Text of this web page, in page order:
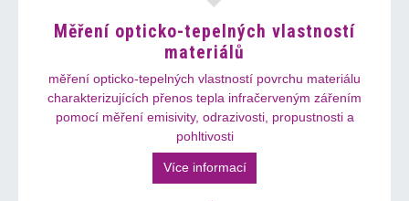
Měření opticko-tepelných vlastností
materiálů
měření opticko-tepelných vlastností povrchu materiálu
charakterizujících přenos tepla infračerveným zářením
pomocí měření emisivity, odrazivosti, propustnosti a
pohltivosti
Více informací